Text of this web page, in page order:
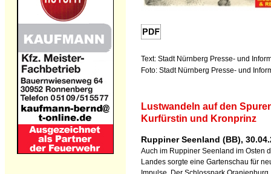
Text: Stadt Nürnberg Presse- und
Foto: Stadt Nürnberg Presse- und
Lustwandeln auf den
Kurfürstin und Kronprinz
Ruppiner Seenland (BB),
Auch im Ruppiner Seenland im Osten
Landes sorgte eine Gartenschau für